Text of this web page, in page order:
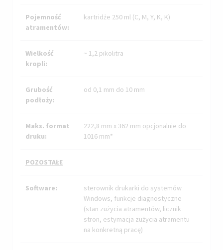
Pojemność
atramentów:
kartridże 250 ml (C, M, Y, K, K)
Wielkość
kropli:
~ 1,2 pikolitra
Grubość
podłoży:
od 0,1 mm do 10 mm
Maks. format
druku:
222,8 mm x 362 mm opcjonalnie do
1016 mm*
POZOSTAŁE
Software:
sterownik drukarki do systemów
Windows, funkcje diagnostyczne
(stan zużycia atramentów, licznik
stron, estymacja zużycia atramentu
na konkretną pracę)